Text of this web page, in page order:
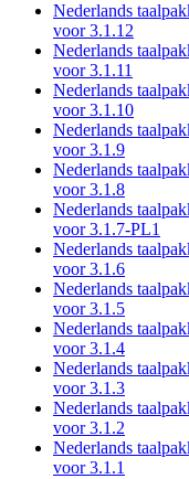
Nederlands
voor 3.1.12
Nederlands
voor 3.1.11
Nederlands
voor 3.1.10
Nederlands
voor 3.1.9
Nederlands
voor 3.1.8
Nederlands
voor 3.1.7-PL1
Nederlands
voor 3.1.6
Nederlands
voor 3.1.5
Nederlands
voor 3.1.4
Nederlands
voor 3.1.3
Nederlands
voor 3.1.2
Nederlands
voor 3.1.1